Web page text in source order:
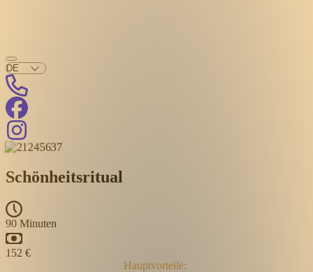
Schönheitsritual
90 Minuten
152 €
Hauptvorteile: